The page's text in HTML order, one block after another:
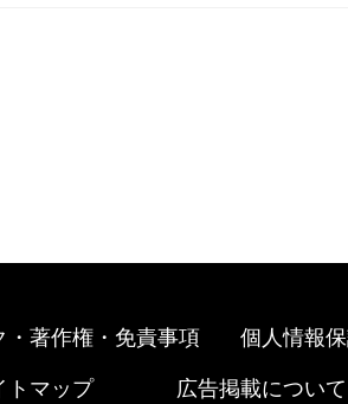
・著作権・免責事項 個人情報
トマップ 広告掲載について